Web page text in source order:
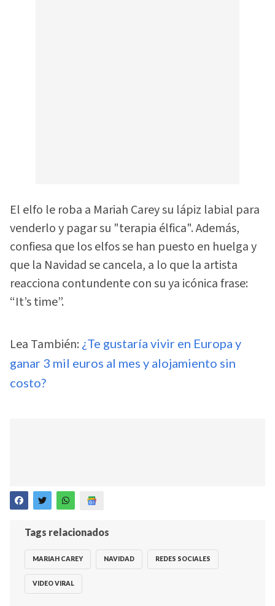
El elfo le roba a Mariah Carey su lápiz labial para
venderlo y pagar su "terapia élfica". Además,
confiesa que los elfos se han puesto en huelga y
que la Navidad se cancela, a lo que la artista
reacciona contundente con su ya icónica frase:
“It’s time”.
Lea También: ¿Te gustaría vivir en Europa y
ganar 3 mil euros al mes y alojamiento sin
costo?
Tags relacionados
MARIAH CAREY NAVIDAD REDES SOCIALES
VIDEO VIRAL